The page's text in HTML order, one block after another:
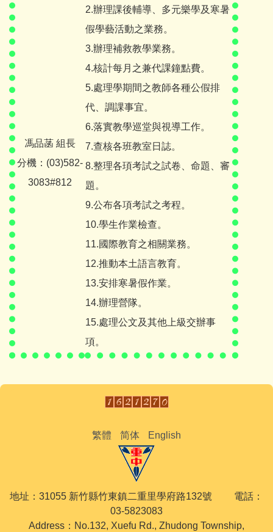
馮品菡 組長
分機：(03)582-
3083#812
2.辦理課後輔導、多元樂學及寒暑
假學藝活動之業務。
3.辦理補救教學業務。
4.核計每月之兼代課鐘點費。
5.處理學期間之教師各種公假排
代、調課事宜。
6.落實教學巡堂與視導工作。
7.查核各班教室日誌。
8.整理各頊考試之試卷、命題、審
題。
9.公布各項考試之考程。
10.學生作業檢查。
11.國際教育之相關業務。
12.推動本土語言教育。
13.安排寒暑假作業。
14.辦理營隊。
15.處理公文及其他上級交辦事
項。
繁體 简体 English
地址：31055 新竹縣竹東鎮二重里學府路132號 電話：
03-5823083
Address：No.132, Xuefu Rd., Zhudong Township,